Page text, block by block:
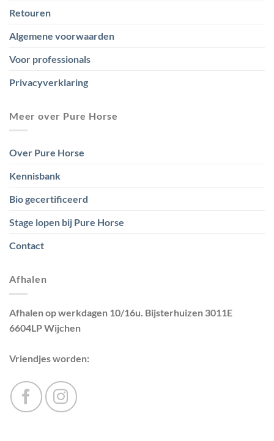
Retouren
Algemene voorwaarden
Voor professionals
Privacyverklaring
Meer over Pure Horse
Over Pure Horse
Kennisbank
Bio gecertificeerd
Stage lopen bij Pure Horse
Contact
Afhalen
Afhalen op werkdagen 10/16u. Bijsterhuizen 3011E
6604LP Wijchen
Vriendjes worden: